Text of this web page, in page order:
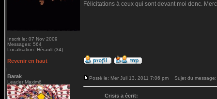
Inscrit le: 07 Nov 2009
Messages: 564
Localisation: Hérault (34)
Félicitations à ceux qui sont devant moi donc.
Revenir en haut
Barak
Leader Maximö
Posté le: Mer Juil 13, 2011 7:06 pm Sujet du message:
Crisis a écrit: